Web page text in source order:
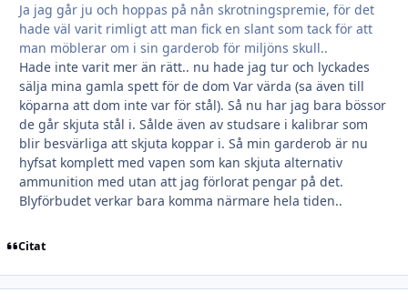
Ja jag går ju och hoppas på nån skrotningspremie, för det
hade väl varit rimligt att man fick en slant som tack för att
man möblerar om i sin garderob för miljöns skull..
Hade inte varit mer än rätt.. nu hade jag tur och lyckades
sälja mina gamla spett för de dom Var värda (sa även till
köparna att dom inte var för stål). Så nu har jag bara bössor
de går skjuta stål i. Sålde även av studsare i kalibrar som
blir besvärliga att skjuta koppar i. Så min garderob är nu
hyfsat komplett med vapen som kan skjuta alternativ
ammunition med utan att jag förlorat pengar på det.
Blyförbudet verkar bara komma närmare hela tiden..
Citat